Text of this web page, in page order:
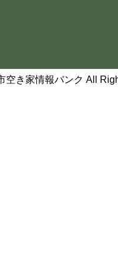
空き家情報バンク All